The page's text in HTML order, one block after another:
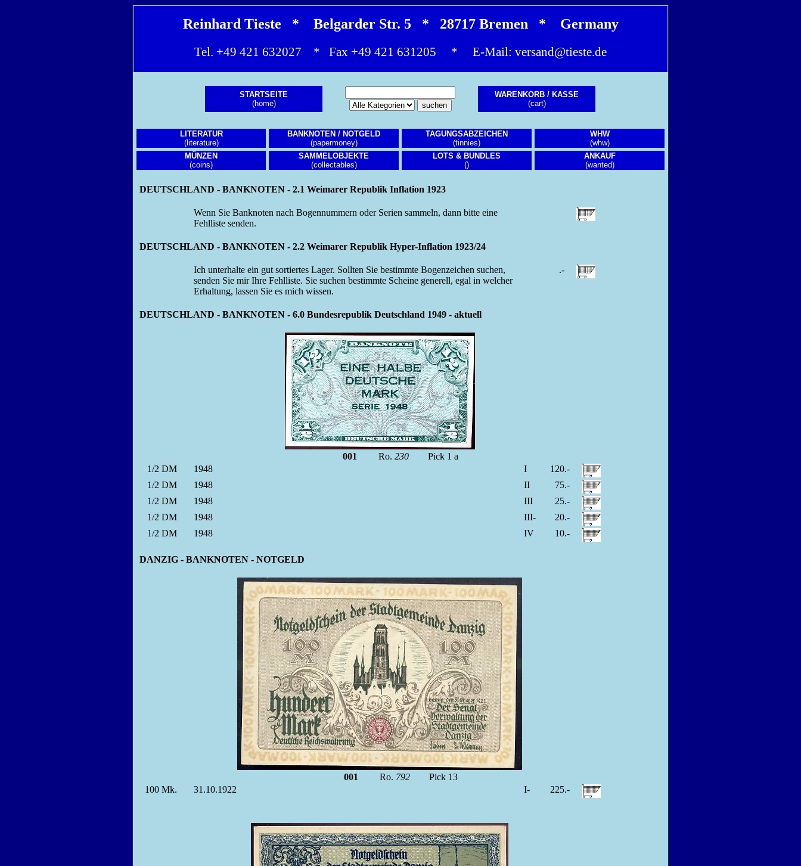
Reinhard Tieste * Belgarder Str. 5 * 28717 Bremen * Germany
Tel. +49 421 632027 * Fax +49 421 631205 * E-Mail: versand@tieste.de
STARTSEITE
(home)
WARENKORB / KASSE
(cart)
LITERATUR
(literature)
BANKNOTEN / NOTGELD
(papermoney)
TAGUNGSABZEICHEN
(tinnies)
WHW
(whw)
MÜNZEN
(coins)
SAMMELOBJEKTE
(collectables)
LOTS & BUNDLES
()
ANKAUF
(wanted)
DEUTSCHLAND - BANKNOTEN - 2.1 Weimarer Republik Inflation 1923
Wenn Sie Banknoten nach Bogennummern oder Serien sammeln, dann bitte eine
Fehlliste senden.
DEUTSCHLAND - BANKNOTEN - 2.2 Weimarer Republik Hyper-Inflation 1923/24
Ich unterhalte ein gut sortiertes Lager. Sollten Sie bestimmte Bogenzeichen suchen,
senden Sie mir Ihre Fehlliste. Sie suchen bestimmte Scheine generell, egal in welcher
Erhaltung, lassen Sie es mich wissen.
.-
DEUTSCHLAND - BANKNOTEN - 6.0 Bundesrepublik Deutschland 1949 - aktuell
001 Ro. 230 Pick 1 a
1/2 DM 1948 I
120.-
1/2 DM 1948 II
75.-
1/2 DM 1948 III
25.-
1/2 DM 1948 III-
20.-
1/2 DM 1948 IV 10.-
DANZIG - BANKNOTEN - NOTGELD
001 Ro. 792Pick 13
100 Mk. 31.10.1922 I- 225.-